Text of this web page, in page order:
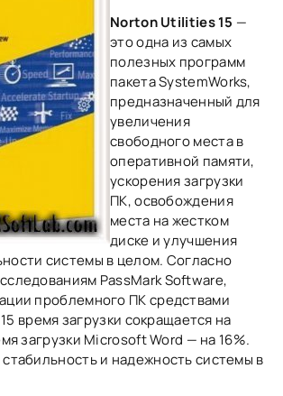
Norton Utilities 15 —
это одна из самых
полезных программ
пакета SystemWorks,
предназначенный для
увеличения
свободного места в
оперативной памяти,
ускорения загрузки
ПК, освобождения
места на жестком
диске и улучшения
системы в целом. Согласно
PassMark Software,
проблемного ПК средствами
время загрузки сокращается на
загрузки Microsoft Word — на 16%.
и надежность системы в